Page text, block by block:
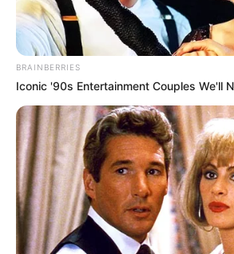
BRAINBERRIES
Iconic '90s Entertainment Couples We'll